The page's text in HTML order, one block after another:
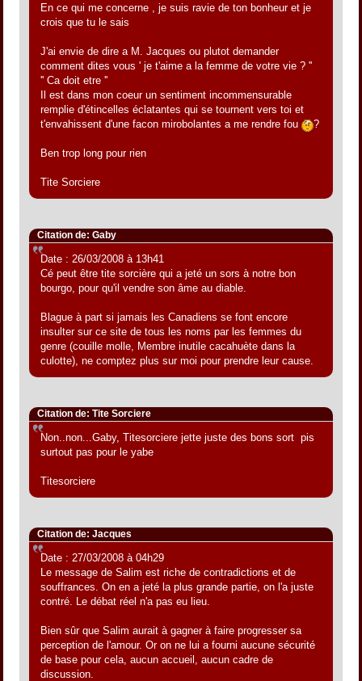
En ce qui me concerne , je suis ravie de ton bonheur et je
crois que tu le sais
J'ai envie de dire a M. Jacques ou plutot demander
comment dites vous ' je t'aime a la femme de votre vie ? ''
'' Ca doit etre ''
Il est dans mon coeur un sentiment incommensurable
remplie d'étincelles éclatantes qui se tournent vers toi et
t'envahissent d'une facon mirobolantes a me rendre fou
?
Ben trop long pour rien
Tite Sorciere
Citation de: Gaby
Date : 26/03/2008 à 13h41
Cé peut être tite sorcière qui a jeté un sors à notre bon
bourgo, pour qu'il vendre son âme au diable.
Blague à part si jamais les Canadiens se font encore
insulter sur ce site de tous les noms par les femmes du
genre (couille molle, Membre inutile cacahuète dans la
culotte), ne comptez plus sur moi pour prendre leur cause.
Citation de: Tite Sorciere
Non..non...Gaby, Titesorciere jette juste des bons sort pis
surtout pas pour le yabe
Titesorciere
Citation de: Jacques
Date : 27/03/2008 à 04h29
Le message de Salim est riche de contradictions et de
souffrances. On en a jeté la plus grande partie, on l'a juste
contré. Le débat réel n'a pas eu lieu.
Bien sûr que Salim aurait à gagner à faire progresser sa
perception de l'amour. Or on ne lui a fourni aucune sécurité
de base pour cela, aucun accueil, aucun cadre de
discussion.